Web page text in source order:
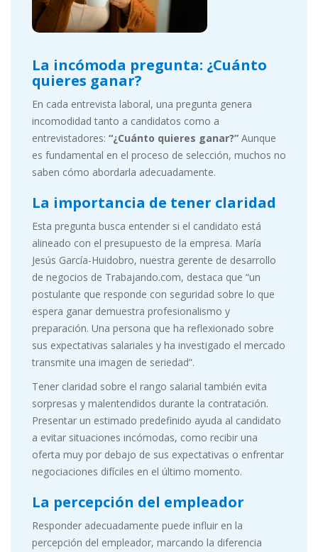
La incómoda pregunta: ¿Cuánto
quieres ganar?
En cada entrevista laboral, una pregunta genera
incomodidad tanto a candidatos como a
entrevistadores: “¿Cuánto quieres ganar?” Aunque
es fundamental en el proceso de selección, muchos no
saben cómo abordarla adecuadamente.
La importancia de tener claridad
Esta pregunta busca entender si el candidato está
alineado con el presupuesto de la empresa. María
Jesús García-Huidobro, nuestra gerente de desarrollo
de negocios de Trabajando.com, destaca que “un
postulante que responde con seguridad sobre lo que
espera ganar demuestra profesionalismo y
preparación. Una persona que ha reflexionado sobre
sus expectativas salariales y ha investigado el mercado
transmite una imagen de seriedad”.
Tener claridad sobre el rango salarial también evita
sorpresas y malentendidos durante la contratación.
Presentar un estimado predefinido ayuda al candidato
a evitar situaciones incómodas, como recibir una
oferta muy por debajo de sus expectativas o enfrentar
negociaciones difíciles en el último momento.
La percepción del empleador
Responder adecuadamente puede influir en la
percepción del empleador, marcando la diferencia